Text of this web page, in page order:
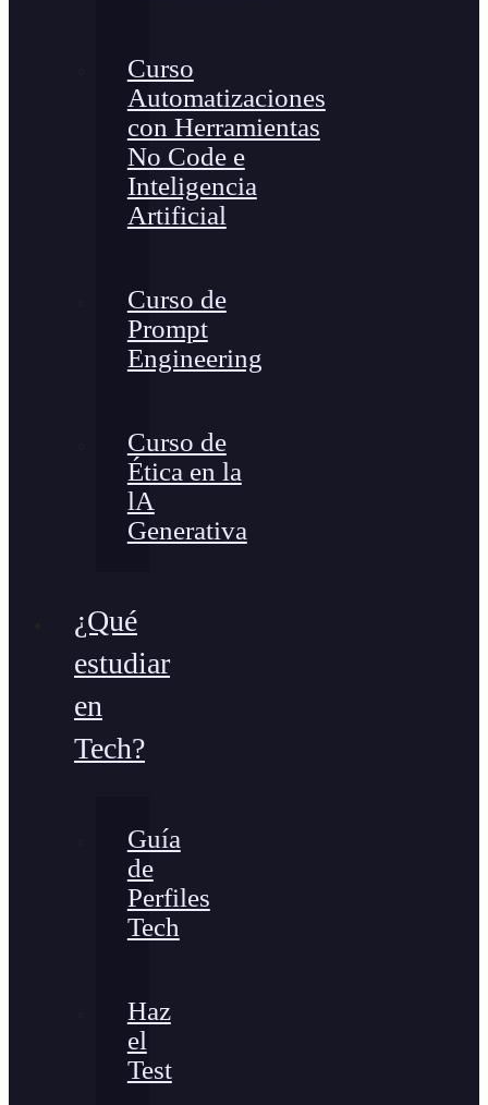
Curso
Automatizaciones
con Herramientas
No Code e
Inteligencia
Artificial
Curso de
Prompt
Engineering
Curso de
Ética en la
lA
Generativa
¿Qué
estudiar
en
Tech?
Guía
de
Perfiles
Tech
Haz
el
Test